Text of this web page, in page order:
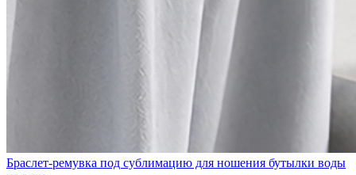
Браслет-ремувка под сублимацию для ношения бутылки воды